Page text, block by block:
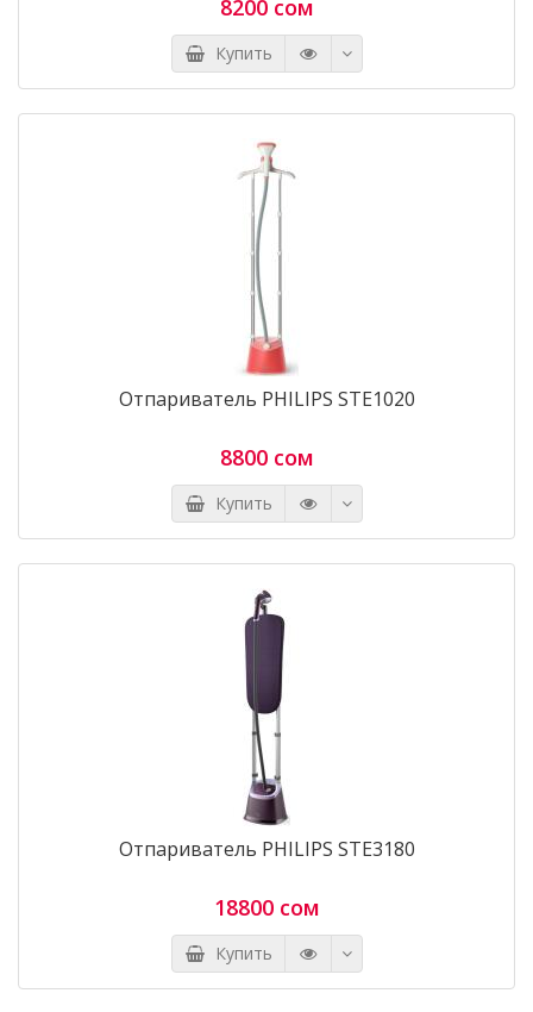
8200 сом
Купить
Отпариватель PHILIPS STE1020
8800 сом
Купить
Отпариватель PHILIPS STE3180
18800 сом
Купить